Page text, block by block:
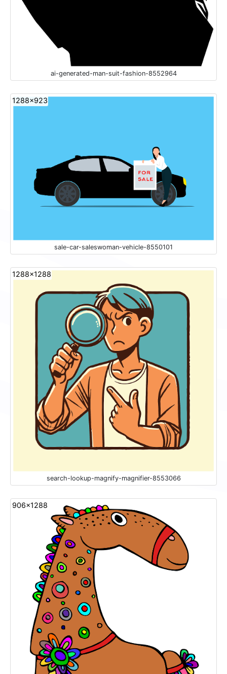
ai-generated-man-suit-fashion-8552964
1288x923
sale-car-saleswoman-vehicle-8550101
1288x1288
search-lookup-magnify-magnifier-8553066
906x1288